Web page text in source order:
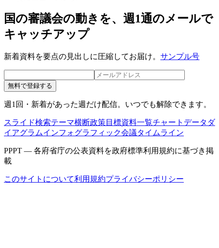
国の審議会の動きを、週1通のメールで
キャッチアップ
新着資料を要点の見出しに圧縮してお届け。 サンプル号
無料で登録する
週1回・新着があった週だけ配信。いつでも解除できます。
スライド検索テーマ横断政策目標資料一覧チャートデータ ダ
イアグラムインフォグラフィック会議タイムライン
PPPT — 各府省庁の公表資料を政府標準利用規約に基づき掲
載
このサイトについて利用規約プライバシーポリシー